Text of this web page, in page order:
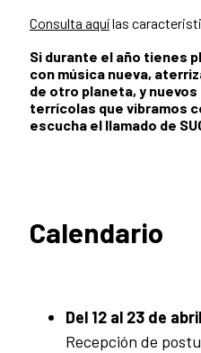
Consulta aquílas
Si durante el año tienes
con música nueva,
de otro planeta, y
terrícolas que vibramos
escucha el llamado de
Calendario
Del 12 al 23 de abril
Recepción de